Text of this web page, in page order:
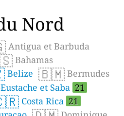
Nord
Antigua et Barbuda
Bahamas
Belize 🇧🇲 Bermudes
et Saba 21
Costa Rica 21